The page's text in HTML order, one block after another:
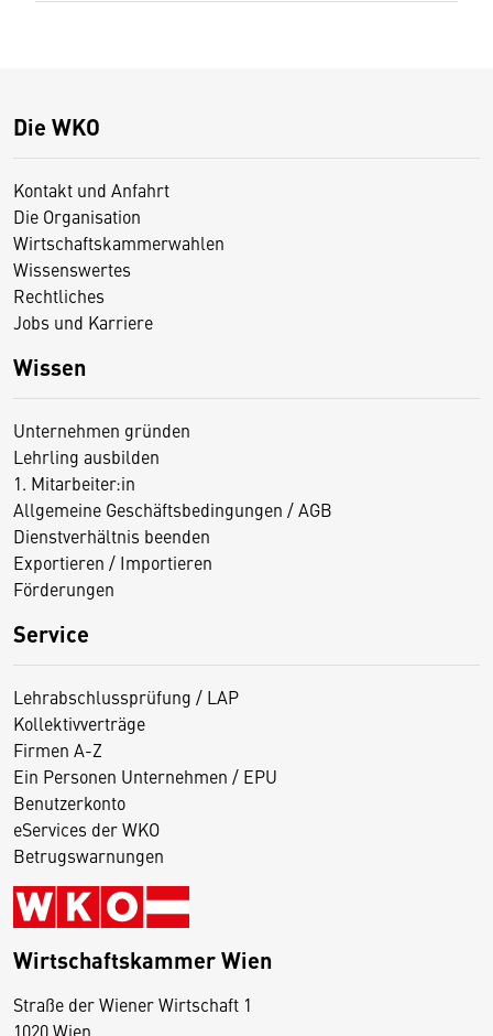
Die WKO
Kontakt und Anfahrt
Die Organisation
Wirtschaftskammerwahlen
Wissenswertes
Rechtliches
Jobs und Karriere
Wissen
Unternehmen gründen
Lehrling ausbilden
1. Mitarbeiter:in
Allgemeine Geschäftsbedingungen / AGB
Dienstverhältnis beenden
Exportieren / Importieren
Förderungen
Service
Lehrabschlussprüfung / LAP
Kollektivverträge
Firmen A-Z
Ein Personen Unternehmen / EPU
Benutzerkonto
eServices der WKO
Betrugswarnungen
Wirtschaftskammer Wien
Straße der Wiener Wirtschaft 1
1020 Wien